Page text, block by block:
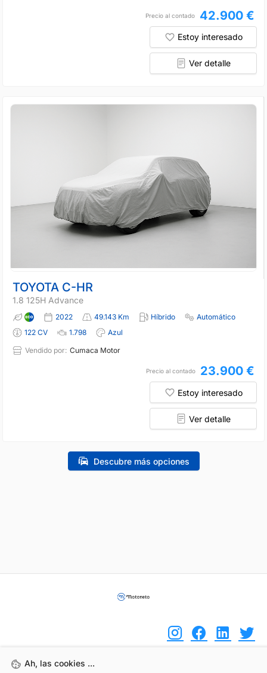
Precio al contado 42.900 €
Estoy interesado
Ver detalle
TOYOTA C-HR
1.8 125H Advance
2022 49.143 Km Híbrido
Automático
122 CV
1.798
Azul
Vendido por: Cumaca Motor
Precio al contado 23.900 €
Estoy interesado
Ver detalle
Descubre más opciones
Ah, las cookies ...